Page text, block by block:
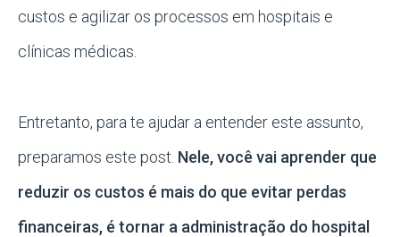
custos e agilizar os processos em hospitais e
clínicas médicas.
Entretanto, para te ajudar a entender este assunto,
preparamos este post. Nele, você vai aprender que
reduzir os custos é mais do que evitar perdas
financeiras, é tornar a administração do hospital